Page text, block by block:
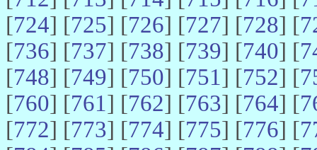
[724] [725] [726] [727] [728] [
[736] [737] [738] [739] [740] [
[748] [749] [750] [751] [752] [
[760] [761] [762] [763] [764] [
[772] [773] [774] [775] [776] [